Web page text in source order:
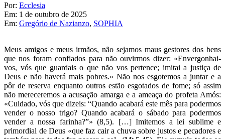
Por: Ecclesia
Em: 1 de outubro de 2025
Em: Gregório de Nazianzo, SOPHIA
Meus amigos e meus irmãos, não sejamos maus gestores dos bens
que nos foram confiados para não ouvirmos dizer: «Envergonhai-
vos, vós que guardais o que não vos pertence; imitai a justiça de
Deus e não haverá mais pobres.» Não nos esgotemos a juntar e a
pôr de reserva enquanto outros estão esgotados de fome; só assim
não mereceremos a acusação amarga e a ameaça do profeta Amós:
«Cuidado, vós que dizeis: “Quando acabará este mês para podermos
vender o nosso trigo? Quando acabará o sábado para podermos
vender a nossa farinha?”» (8,5). […] Imitemos a lei sublime e
primordial de Deus «que faz cair a chuva sobre justos e pecadores e